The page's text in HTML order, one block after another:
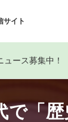
サイト
ース募集中！
で「